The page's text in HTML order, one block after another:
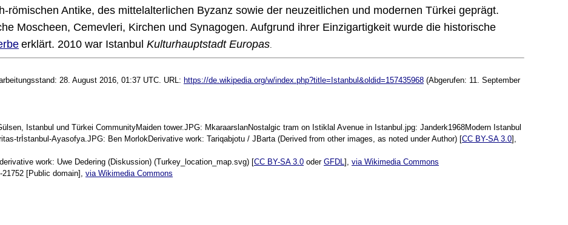
römischen Antike, des mittelalterlichen Byzanz sowie der neuzeitlichen und modernen Türkei geprägt.
Moscheen, Cemevleri, Kirchen und Synagogen. Aufgrund ihrer Einzigartigkeit wurde die historische
erklärt. 2010 war Istanbul Kulturhauptstadt Europas.
28. August 2016, 01:37 UTC. URL: https://de.wikipedia.org/w/index.php?title=Istanbul&oldid=157435968 (Abgerufen: 11. September
Istanbul und Türkei CommunityMaiden tower.JPG: MkaraarslanNostalgic tram on Istiklal Avenue in Istanbul.jpg: Janderk1968Modern Istanbul
trİstanbul-Ayasofya.JPG: Ben MorlokDerivative work: Tariqabjotu / JBarta (Derived from other images, as noted under Author) [CC BY-SA 3.0],
work: Uwe Dedering (Diskussion) (Turkey_location_map.svg) [CC BY-SA 3.0 oder GFDL], via Wikimedia Commons
[Public domain], via Wikimedia Commons